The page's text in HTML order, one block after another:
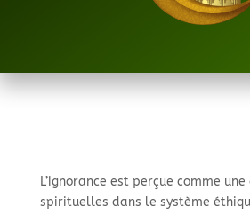
L’ignorance est perçue comme
spirituelles dans le système